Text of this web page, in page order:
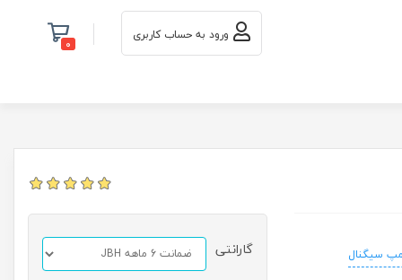
ورود به حساب کاربری 0
سیگنال
گارانتی